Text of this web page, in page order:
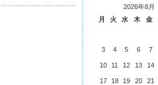
2026年8月
月
火 水 木 金
3 4 5 6 7
10 11 12 13 14
17 18 19 20 21